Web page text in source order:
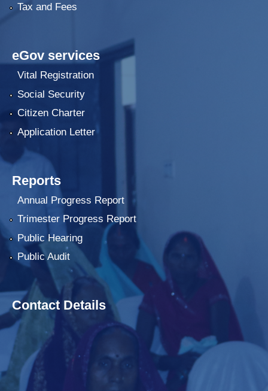
Tax and Fees
eGov services
Vital Registration
Social Security
Citizen Charter
Application Letter
Reports
Annual Progress Report
Trimester Progress Report
Public Hearing
Public Audit
Contact Details